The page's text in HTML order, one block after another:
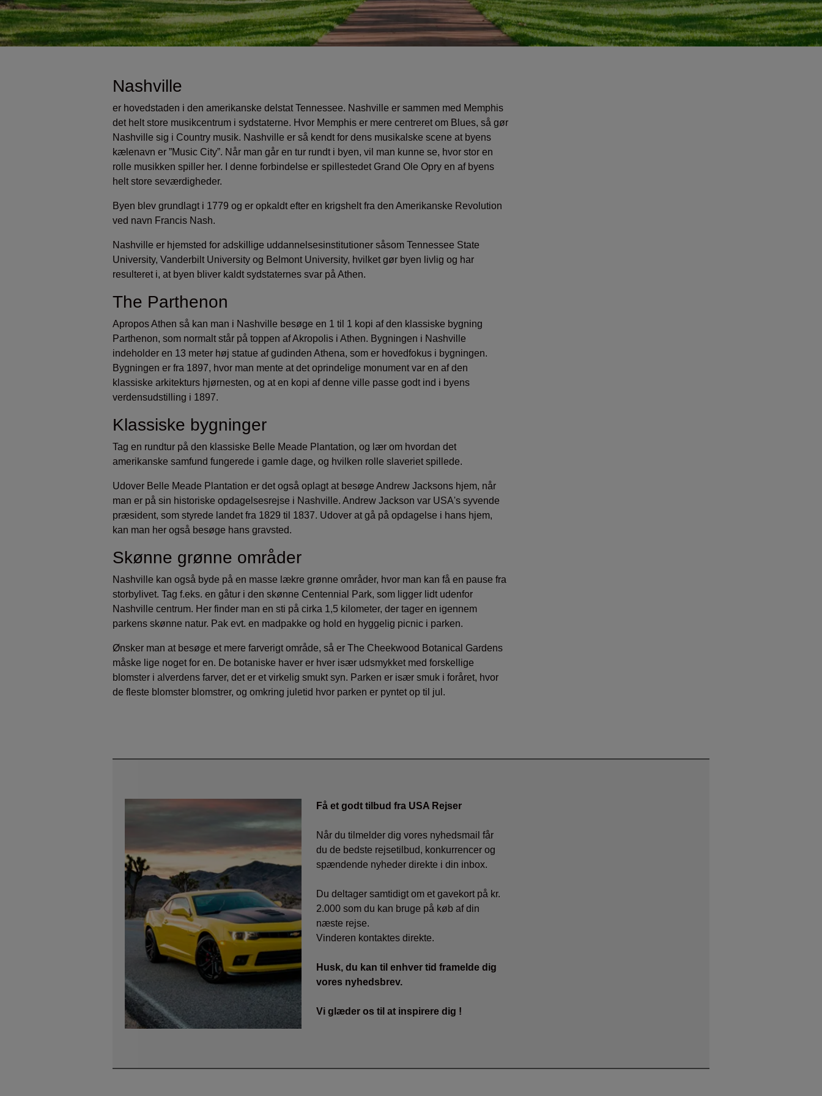
Nashville
er hovedstaden i den amerikanske delstat Tennessee. Nashville er sammen med Memphis
det helt store musikcentrum i sydstaterne. Hvor Memphis er mere centreret om Blues, så gør
Nashville sig i Country musik. Nashville er så kendt for dens musikalske scene at byens
kælenavn er ”Music City”. Når man går en tur rundt i byen, vil man kunne se, hvor stor en
rolle musikken spiller her. I denne forbindelse er spillestedet Grand Ole Opry en af byens
helt store seværdigheder.
Byen blev grundlagt i 1779 og er opkaldt efter en krigshelt fra den Amerikanske Revolution
ved navn Francis Nash.
Nashville er hjemsted for adskillige uddannelsesinstitutioner såsom Tennessee State
University, Vanderbilt University og Belmont University, hvilket gør byen livlig og har
resulteret i, at byen bliver kaldt sydstaternes svar på Athen.
The Parthenon
Apropos Athen så kan man i Nashville besøge en 1 til 1 kopi af den klassiske bygning
Parthenon, som normalt står på toppen af Akropolis i Athen. Bygningen i Nashville
indeholder en 13 meter høj statue af gudinden Athena, som er hovedfokus i bygningen.
Bygningen er fra 1897, hvor man mente at det oprindelige monument var en af den
klassiske arkitekturs hjørnesten, og at en kopi af denne ville passe godt ind i byens
verdensudstilling i 1897.
Klassiske bygninger
Tag en rundtur på den klassiske Belle Meade Plantation, og lær om hvordan det
amerikanske samfund fungerede i gamle dage, og hvilken rolle slaveriet spillede.
Udover Belle Meade Plantation er det også oplagt at besøge Andrew Jacksons hjem, når
man er på sin historiske opdagelsesrejse i Nashville. Andrew Jackson var USA's syvende
præsident, som styrede landet fra 1829 til 1837. Udover at gå på opdagelse i hans hjem,
kan man her også besøge hans gravsted.
Skønne grønne områder
Nashville kan også byde på en masse lækre grønne områder, hvor man kan få en pause fra
storbylivet. Tag f.eks. en gåtur i den skønne Centennial Park, som ligger lidt udenfor
Nashville centrum. Her finder man en sti på cirka 1,5 kilometer, der tager en igennem
parkens skønne natur. Pak evt. en madpakke og hold en hyggelig picnic i parken.
Ønsker man at besøge et mere farverigt område, så er The Cheekwood Botanical Gardens
måske lige noget for en. De botaniske haver er hver især udsmykket med forskellige
blomster i alverdens farver, det er et virkelig smukt syn. Parken er især smuk i foråret, hvor
de fleste blomster blomstrer, og omkring juletid hvor parken er pyntet op til jul.
Få et godt tilbud fra USA Rejser
Når du tilmelder dig vores nyhedsmail får
du de bedste rejsetilbud, konkurrencer og
spændende nyheder direkte i din inbox.
Du deltager samtidigt om et gavekort på kr.
2.000 som du kan bruge på køb af din
næste rejse.
Vinderen kontaktes direkte.
Husk, du kan til enhver tid framelde dig
vores nyhedsbrev.
Vi glæder os til at inspirere dig !